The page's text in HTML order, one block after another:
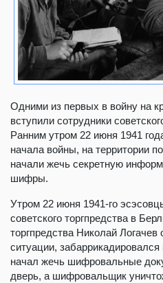
Одними из первых в войну на
вступили сотрудники
Ранним утром 22 июня 1941
начала войны, на территории
начали жечь секретную
шифры.
Утром 22 июня 1941-го
советского торгпредства в
торгпредства Николай Логачев
ситуации,
начал жечь шифровальные
дверь, а шифровальщик